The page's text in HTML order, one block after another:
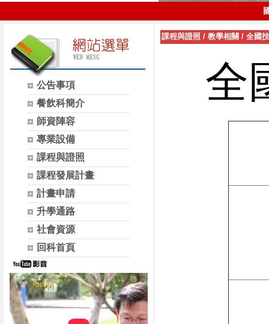
公告事項
餐飲科簡介
師資陣容
專業設備
課程與證照
課程發展計畫
計畫申請
升學通路
社會資源
回科首頁
課程與證照 / 教學相關 / 全國
全